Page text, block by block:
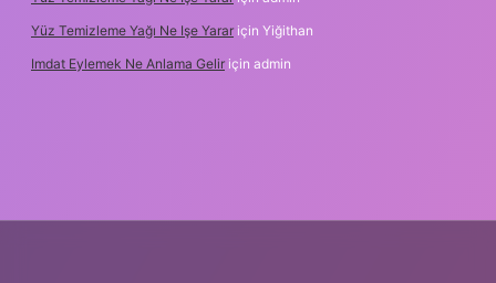
Yüz Temizleme Yağı Ne Işe Yarar için Yiğithan
Imdat Eylemek Ne Anlama Gelir için admin